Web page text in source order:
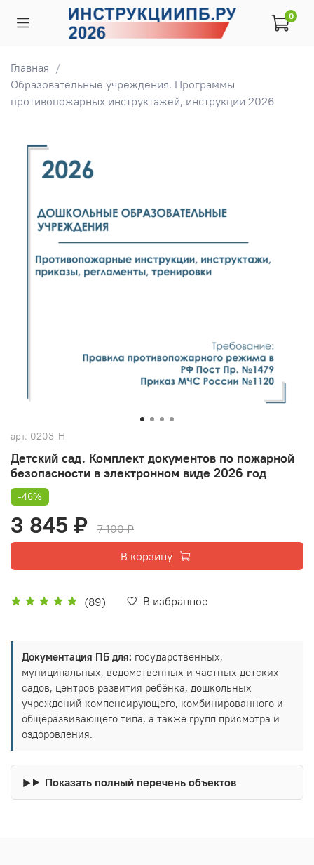
0
Главная
Образовательные учреждения. Программы
противопожарных инструктажей, инструкции 2026
арт. 0203-Н
Детский сад. Комплект документов по пожарной
безопасности в электронном виде 2026 год
(89) В избранное
-46%
3 845 ₽
7 100 ₽
В корзину
Документация ПБ для: государственных,
муниципальных, ведомственных и частных детских
садов, центров развития ребёнка, дошкольных
учреждений компенсирующего, комбинированного и
общеразвивающего типа, а также групп присмотра и
оздоровления.
Показать полный перечень объектов